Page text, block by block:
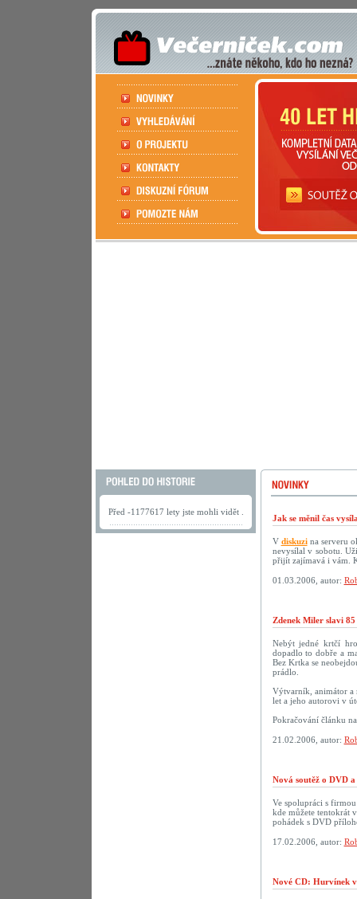
Před -1177617 lety jste mohli vidět .
Jak se měnil čas
V diskuzina serveru
nevysílal v sobotu.
přijít zajímavá i vám.
01.03.2006, autor:
Zdenek Miler slavi
Nebýt jedné krtčí
dopadlo to dobře a
Bez Krtka se
prádlo.
Výtvarník, animátor a
let a jeho autorovi v
Pokračování článku
21.02.2006, autor:
Nová soutěž o DVD
Ve spolupráci s
kde můžete tentokrát
pohádek s DVD
17.02.2006, autor:
Nové CD: Hurvínek v